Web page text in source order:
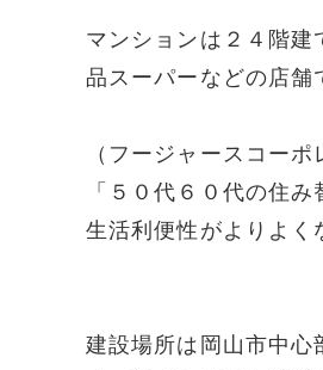
マンションは２４階
品スーパーなどの店舗
（フージャースコー
「５０代６０代の住
生活利便性がよりよく
建設場所は岡山市中心